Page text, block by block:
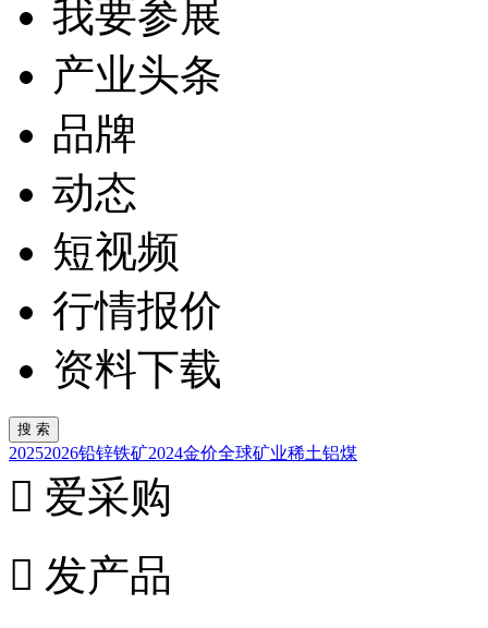
我要参展
产业头条
品牌
动态
短视频
行情报价
资料下载
20252026铅锌铁矿2024金价全球矿业稀土铝煤
 爱采购
 发产品